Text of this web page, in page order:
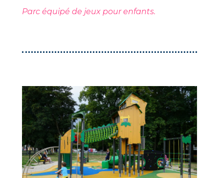
Parc équipé de jeux pour enfants.